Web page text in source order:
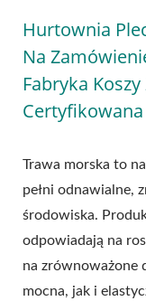
Hurtownia
Na
Fabryka
Certyfikowana
Trawa morska to
pełni odnawialne,
środowiska.
odpowiadają na
na zrównoważone
mocna, jak i